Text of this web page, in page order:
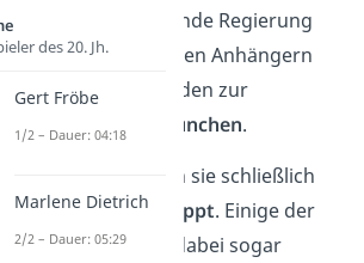
zur Zeit herrschende Regierung
abgesetzt. Mit ihren Anhängern
marschierten die beiden zur
Feldherrnhalle in München.
Vor der Halle wurden sie schließlich
von der Polizeigestoppt. Einige der
Teilnehmer wurden dabei sogar
des 20. Jh.
Gert Fröbe
1/2 – Dauer: 04:18
Marlene Dietrich
2/2 – Dauer: 05:29